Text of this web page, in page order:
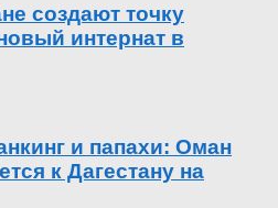
создают точку
интернат в
и папахи: Оман
к Дагестану на